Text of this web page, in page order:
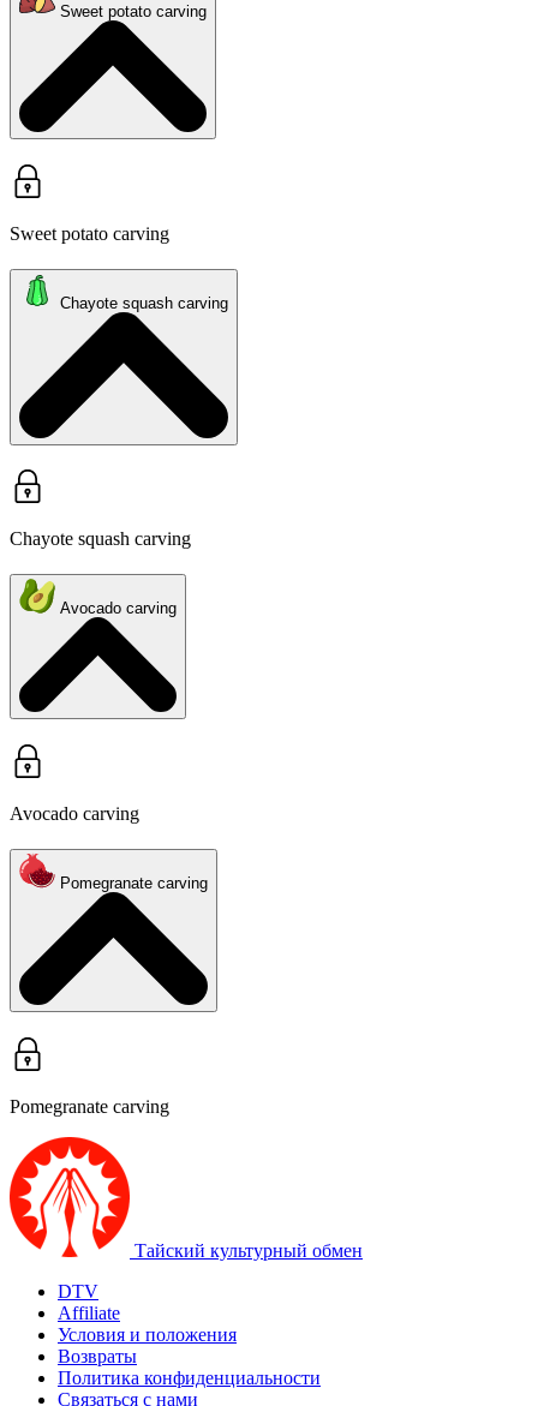
Sweet potato carving
Sweet potato carving
Chayote squash carving
Chayote squash carving
Avocado carving
Avocado carving
Pomegranate carving
Pomegranate carving
Тайский культурный обмен
DTV
Affiliate
Условия и положения
Возвраты
Политика конфиденциальности
Связаться с нами